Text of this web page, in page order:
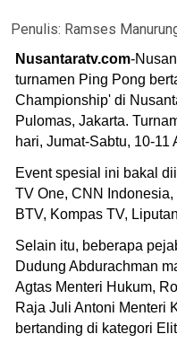
Penulis: Ramses
Nusantaratv.com-
turnamen Ping Pong
Championship' di
Pulomas, Jakarta.
hari, Jumat-Sabtu, 10-11
Event spesial ini bakal
TV One, CNN Indonesia,
BTV, Kompas TV,
Selain itu, beberapa
Dudung Abdurachman
Agtas Menteri Hukum,
Raja Juli Antoni Menteri
bertanding di kategori